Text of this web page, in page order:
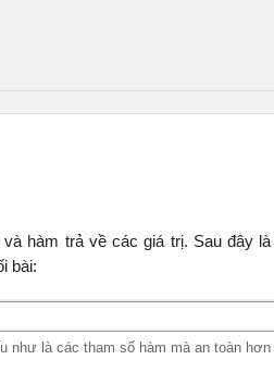
hàm trả về các giá trị. Sau đây là
bài:
như là các tham số hàm mà an toàn